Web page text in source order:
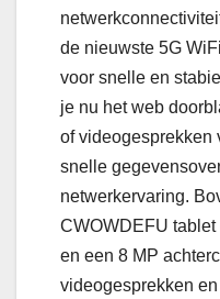
de nieuwste 5G
voor snelle en
je nu het web
of videogesprekken
snelle
netwerkervaring.
CWOWDEFU tablet
en een 8 MP
videogesprekken